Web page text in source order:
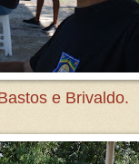
e Brivaldo.